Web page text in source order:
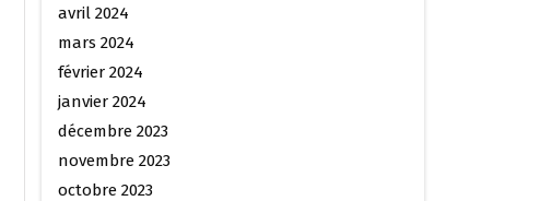
avril 2024
mars 2024
février 2024
janvier 2024
décembre 2023
novembre 2023
octobre 2023